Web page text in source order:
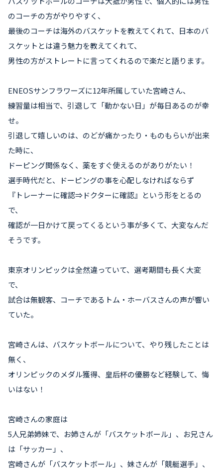
のコーチの方がやりやすく、
最後のコーチは海外のバスケットを教えてくれて、日本のバ
スケットとは違う魅力を教えてくれて、
男性の方がストレートに言ってくれるので楽だと語ります。
ENEOSサンフラワーズに12年所属していた宮崎さん、
練習量は相当で、引退して「動かない日」が毎日あるのが幸
せ。
引退して嬉しいのは、のどが痛かったり・ものもらいが出来
た時に、
ドーピング関係なく、薬をすぐ使えるのがありがたい！
選手時代だと、ドーピングの事を心配しなければならず
『トレーナーに確認⇒ドクターに確認』という形をとるの
で、
確認が一日かけて戻ってくるという事が多くて、大変なんだ
そうです。
東京オリンピックは全然違っていて、選考期間も長く大変
で、
試合は無観客、コーチであるトム・ホーバスさんの声が響い
ていた。
宮崎さんは、バスケットボールについて、やり残したことは
無く、
オリンピックのメダル獲得、皇后杯の優勝など経験して、悔
いはない！
宮崎さんの家庭は
5人兄弟姉妹で、お姉さんが「バスケットボール」、お兄さん
は「サッカー」、
宮崎さんが「バスケットボール」、妹さんが「競艇選手」、